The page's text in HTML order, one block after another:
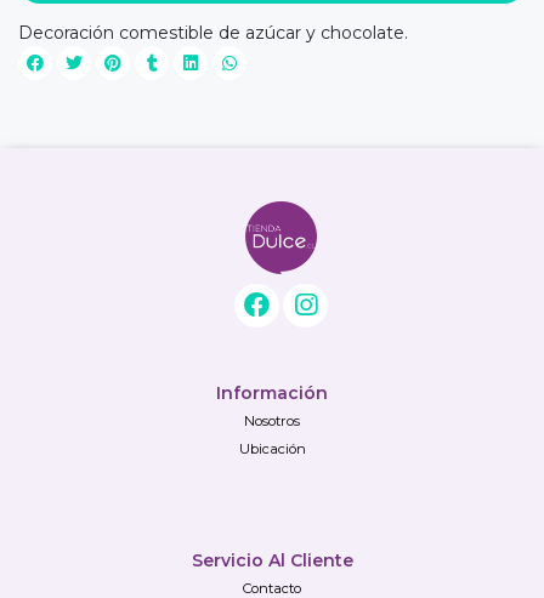
Decoración comestible de azúcar y chocolate.
Información
Nosotros
Ubicación
Servicio Al Cliente
Contacto